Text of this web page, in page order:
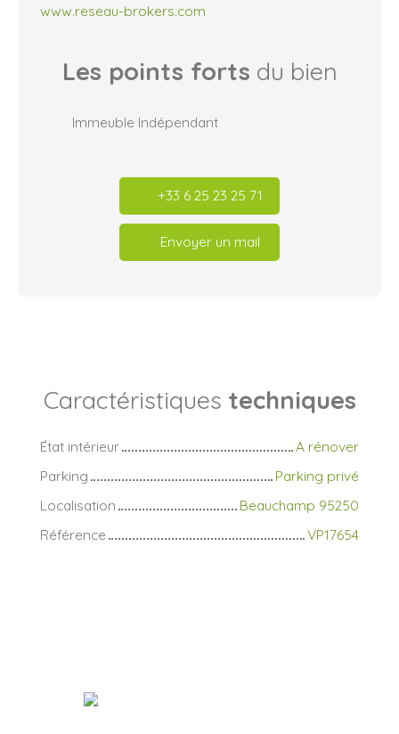
www.reseau-brokers.com
Les points forts du bien
Immeuble Indépendant
+33 6 25 23 25 71
Envoyer un mail
Caractéristiques techniques
État intérieur
A rénover
Parking
Parking privé
Localisation
Beauchamp 95250
Référence
VP17654